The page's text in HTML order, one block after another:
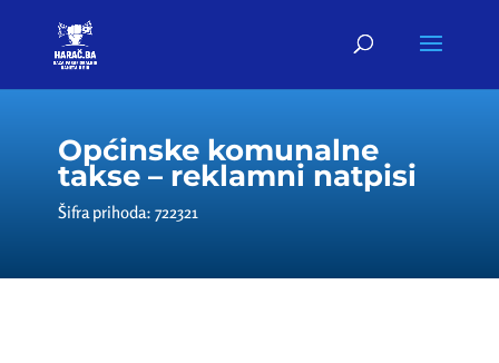
Općinske komunalne
takse – reklamni natpisi
Šifra prihoda: 722321